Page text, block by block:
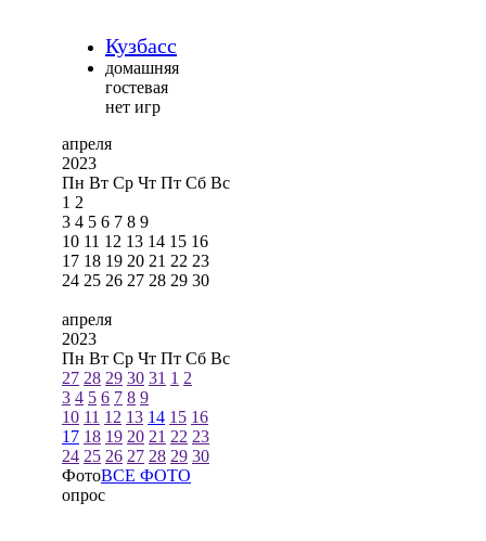
Кузбасс
домашняя
гостевая
нет игр
апреля
2023
Пн Вт Ср Чт Пт Сб Вс
1 2
3 4 5 6 7 8 9
10 11 12 13 14 15 16
17 18 19 20 21 22 23
24 25 26 27 28 29 30
апреля
2023
Пн Вт Ср Чт Пт Сб Вс
27 28 29 30 31 1 2
3 4 5 6 7 8 9
10 11 12 13 14 15 16
17 18 19 20 21 22 23
24 25 26 27 28 29 30
ФотоВСЕ ФОТО
опрос